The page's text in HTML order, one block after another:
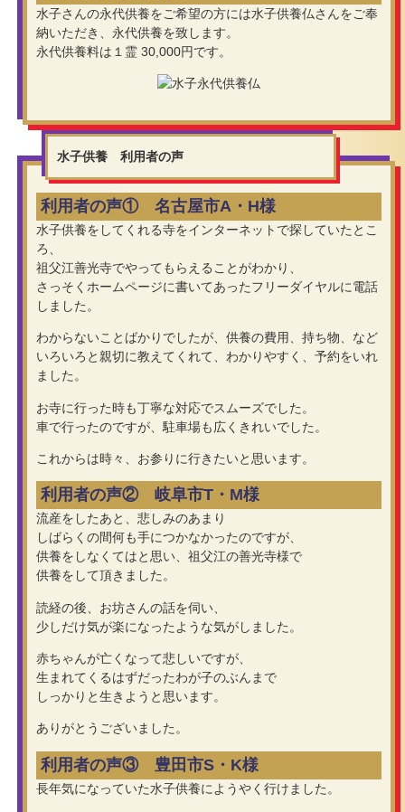
水子さんの永代供養をご希望の方には水子供養仏さんをご奉
納いただき、永代供養を致します。
永代供養料は１霊 30,000円です。
水子供養 利用者の声
利用者の声① 名古屋市A・H様
水子供養をしてくれる寺をインターネットで探していたとこ
ろ、
祖父江善光寺でやってもらえることがわかり、
さっそくホームページに書いてあったフリーダイヤルに電話
しました。
わからないことばかりでしたが、供養の費用、持ち物、など
いろいろと親切に教えてくれて、わかりやすく、予約をいれ
ました。
お寺に行った時も丁寧な対応でスムーズでした。
車で行ったのですが、駐車場も広くきれいでした。
これからは時々、お参りに行きたいと思います。
利用者の声② 岐阜市T・M様
流産をしたあと、悲しみのあまり
しばらくの間何も手につかなかったのですが、
供養をしなくてはと思い、祖父江の善光寺様で
供養をして頂きました。
読経の後、お坊さんの話を伺い、
少しだけ気が楽になったような気がしました。
赤ちゃんが亡くなって悲しいですが、
生まれてくるはずだったわが子のぶんまで
しっかりと生きようと思います。
ありがとうございました。
利用者の声③ 豊田市S・K様
長年気になっていた水子供養にようやく行けました。